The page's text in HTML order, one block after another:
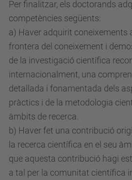
Per finalitzar, els doctorands
competències següents:
a) Haver adquirit coneixements
frontera del coneixement i
de la investigació científica
internacionalment, una
detallada i fonamentada dels
pràctics i de la metodologia
àmbits de recerca.
b) Haver fet una contribució
la recerca científica en el seu
que aquesta contribució hagi
a tal per la comunitat científica